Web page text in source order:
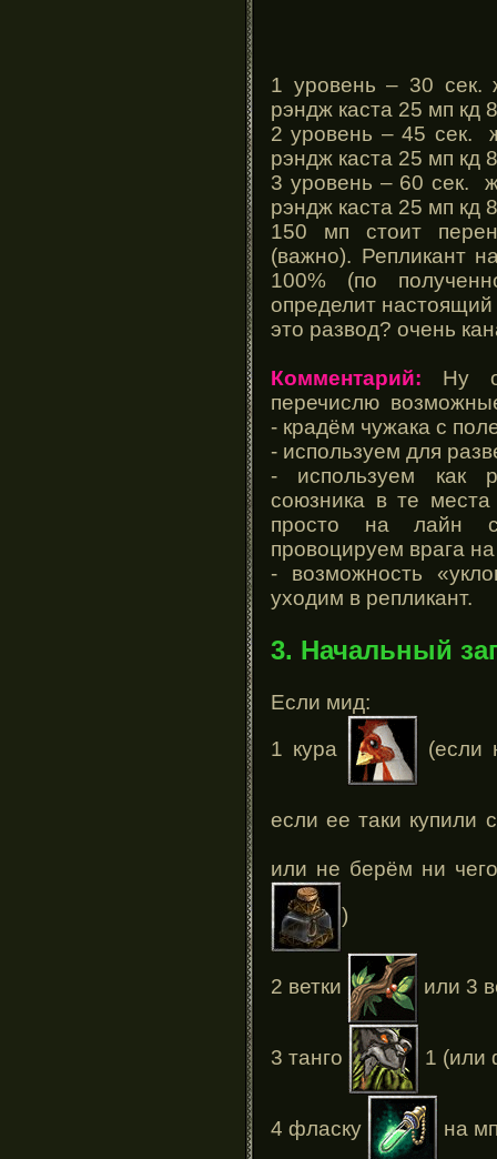
1 уровень – 30 сек.
рэндж каста 25 мп кд
2 уровень – 45 сек.
рэндж каста 25 мп кд
3 уровень – 60 сек.
рэндж каста 25 мп кд
150 мп стоит
(важно). Репликант
100% (по
определит
это развод? очень
Комментарий: Ну
перечислю
- крадём чужака с
- используем для
- используем как
союзника в те
просто на лайн
провоцируем врага
- возможность
уходим в репликант.
3. Начальный
Если мид:
1 кура (если
если ее таки купили
или не берём ни
)
2 ветки или 3
3 танго 1 (или
4 фласку на